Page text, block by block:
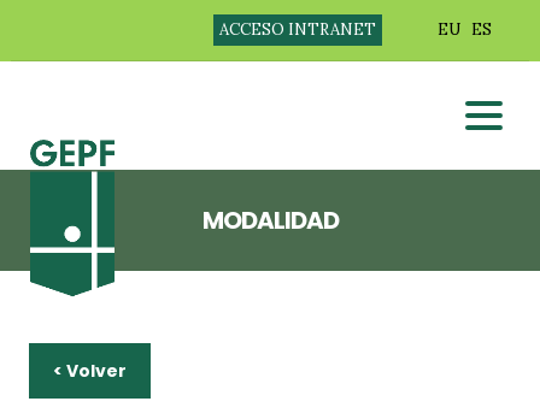
ACCESO INTRANET EU ES
MODALIDAD
< Volver